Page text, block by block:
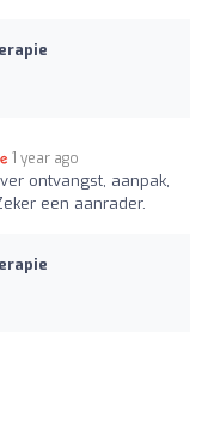
1 year ago
ontvangst, aanpak,
een aanrader.